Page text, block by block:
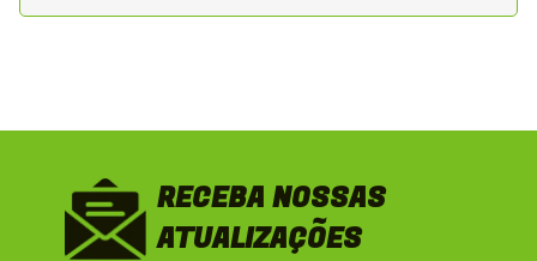
RECEBA NOSSAS
ATUALIZAÇÕES